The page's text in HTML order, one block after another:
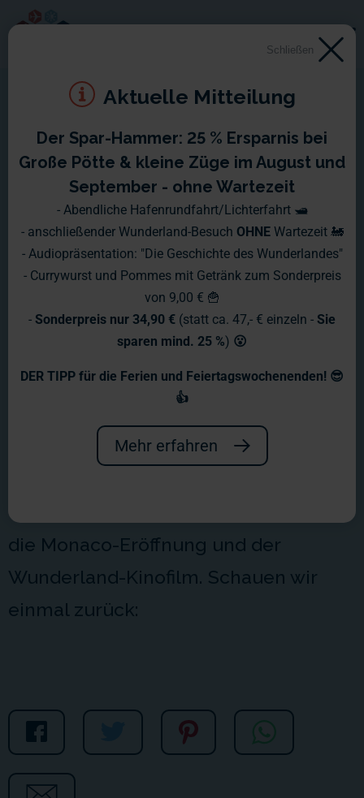
Jahresrückblick 2024
eines der ereignisreichsten in die
Große Highlights waren dabei sicher
die Monaco-Eröffnung und der
Wunderland-Kinofilm. Schauen wir
einmal zurück:
Schließen
Aktuelle Mitteilung
Der Spar-Hammer: 25 % Ersparnis bei
Große Pötte & kleine Züge im August und
September - ohne Wartezeit
- Abendliche Hafenrundfahrt/Lichterfahrt 🛥️
- anschließender Wunderland-Besuch OHNE Wartezeit 🚂
- Audiopräsentation: "Die Geschichte des Wunderlandes"
- Currywurst und Pommes mit Getränk zum Sonderpreis
von 9,00 € 🍟
- Sonderpreis nur 34,90 € (statt ca. 47,- € einzeln - Sie
sparen mind. 25 %) 😮
DER TIPP für die Ferien und Feiertagswochenenden! 😎
👍
Mehr erfahren